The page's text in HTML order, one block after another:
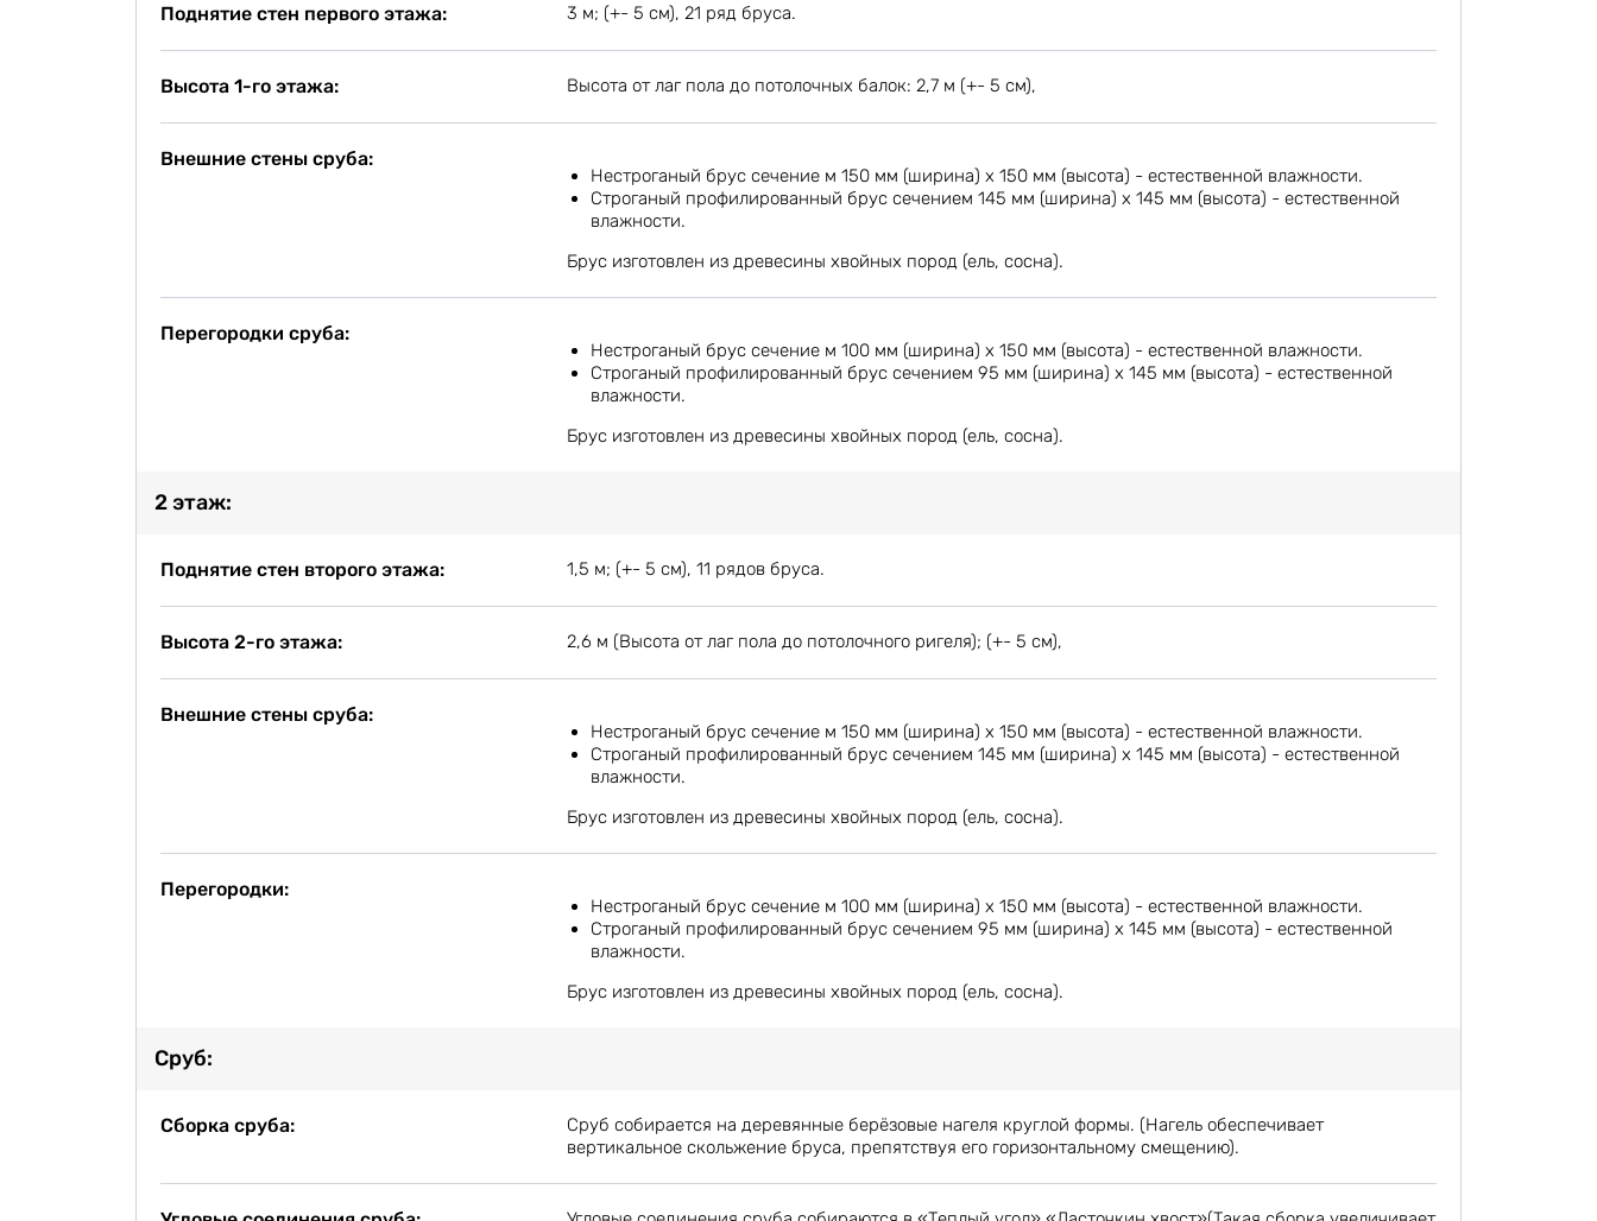
Поднятие стен первого этажа: 3 м; (+- 5 см), 21 ряд бруса.
Высота 1-го этажа: Высота от лаг пола до потолочных балок: 2,7 м (+- 5 см),
Внешние стены сруба:
Нестроганый брус сечение м 150 мм (ширина) х 150 мм (высота) - естественной влажности.
Строганый профилированный брус сечением 145 мм (ширина) х 145 мм (высота) - естественной
влажности.
Брус изготовлен из древесины хвойных пород (ель, сосна).
Перегородки сруба:
Нестроганый брус сечение м 100 мм (ширина) х 150 мм (высота) - естественной влажности.
Строганый профилированный брус сечением 95 мм (ширина) х 145 мм (высота) - естественной
влажности.
Брус изготовлен из древесины хвойных пород (ель, сосна).
2 этаж:
Поднятие стен второго этажа: 1,5 м; (+- 5 см), 11 рядов бруса.
Высота 2-го этажа: 2,6 м (Высота от лаг пола до потолочного ригеля); (+- 5 см),
Внешние стены сруба:
Нестроганый брус сечение м 150 мм (ширина) х 150 мм (высота) - естественной влажности.
Строганый профилированный брус сечением 145 мм (ширина) х 145 мм (высота) - естественной
влажности.
Брус изготовлен из древесины хвойных пород (ель, сосна).
Перегородки:
Нестроганый брус сечение м 100 мм (ширина) х 150 мм (высота) - естественной влажности.
Строганый профилированный брус сечением 95 мм (ширина) х 145 мм (высота) - естественной
влажности.
Брус изготовлен из древесины хвойных пород (ель, сосна).
Сруб:
Сборка сруба:
Сруб собирается на деревянные берёзовые нагеля круглой формы. (Нагель обеспечивает
вертикальное скольжение бруса, препятствуя его горизонтальному смещению).